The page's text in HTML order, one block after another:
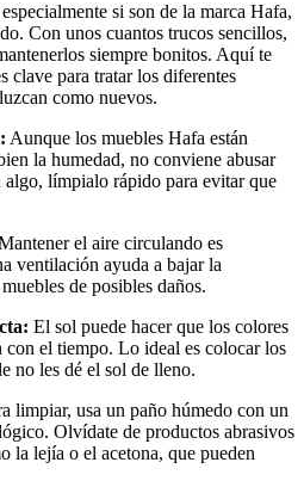
si son de la marca Hafa,
Con unos cuantos trucos sencillos,
siempre bonitos. Aquí te
clave para tratar los diferentes
como nuevos.
Aunque los muebles Hafa están
la humedad, no conviene abusar
algo, límpialo rápido para evitar que
el aire circulando es
ventilación ayuda a bajar la
de posibles daños.
El sol puede hacer que los colores
con el tiempo. Lo ideal es colocar los
no les dé el sol de lleno.
limpiar, usa un paño húmedo con un
Olvídate de productos abrasivos
la lejía o el acetona, que pueden